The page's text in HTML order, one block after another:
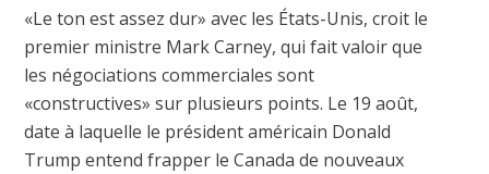
«Le ton est assez dur» avec les États-Unis, croit le
premier ministre Mark Carney, qui fait valoir que
les négociations commerciales sont
«constructives» sur plusieurs points. Le 19 août,
date à laquelle le président américain Donald
Trump entend frapper le Canada de nouveaux